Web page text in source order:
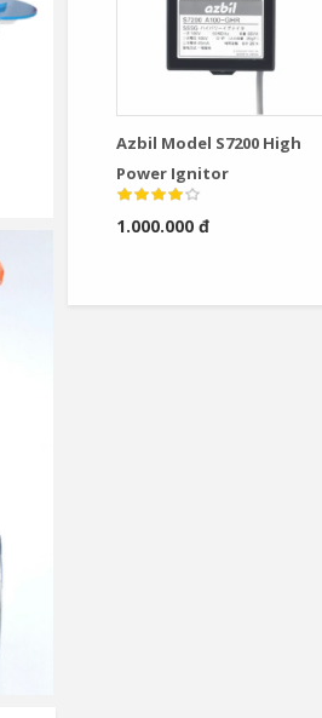
Azbil Model S7200 High
Power Ignitor
1.000.000 đ